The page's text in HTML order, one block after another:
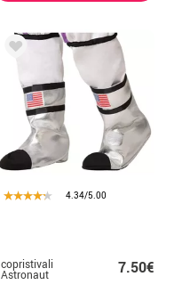
4.34/5.00
copristivali
Astronaut 7.50€